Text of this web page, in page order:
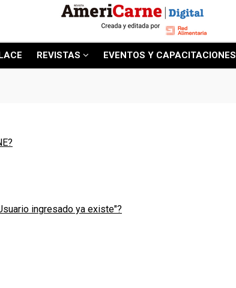
REVISTAS EVENTOS Y CAPACITACIONES
ingresado ya existe"?